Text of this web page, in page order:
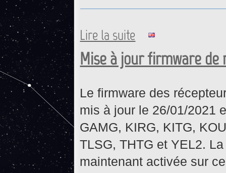
Lire la suite de Récepteurs Septentrio :
Mise à jour firmware
Le firmware des
mis à jour le 26/01/2021
GAMG, KIRG, KITG,
TLSG, THTG et YEL2.
maintenant activée sur